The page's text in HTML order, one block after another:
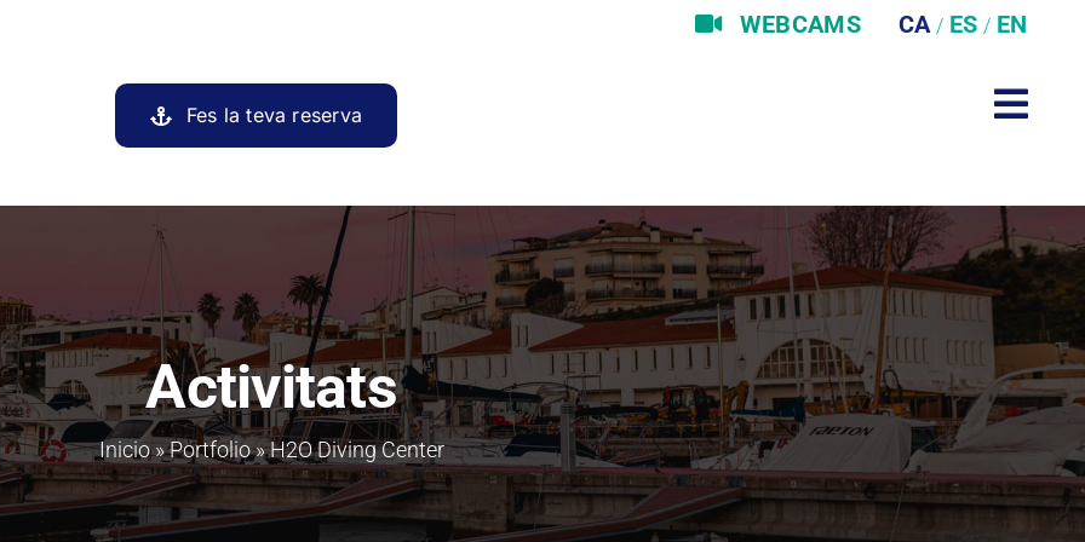
WEBCAMS
Fes la teva reserva
Activitats
Inicio»Portfolio»H2O Diving Center